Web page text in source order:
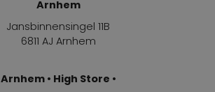
Arnhem
Jansbinnensingel 11B
6811 AJ Arnhem
Arnhem • High Store •